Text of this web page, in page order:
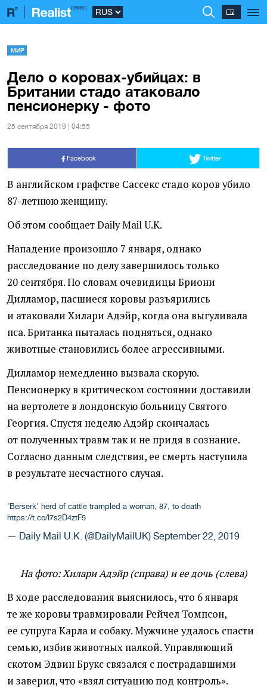
МИР
Дело о коровах-убийцах: в
Британии стадо атаковало
пенсионерку - фото
25 сентября 2019 | 04:55
Facebook Twitter
В английском графстве Сассекс стадо коров убило
87-летнюю женщину.
Об этом сообщает Daily Mail U.K.
Нападение произошло 7 января, однако
расследование по делу завершилось только
20 сентября. По словам очевидицы Бриони
Дилламор, пасшиеся коровы разъярились
и атаковали Хилари Адэйр, когда она выгуливала
пса. Британка пыталась подняться, однако
животные становились более агрессивными.
Дилламор немедленно вызвала скорую.
Пенсионерку в критическом состоянии доставили
на вертолете в лондонскую больницу Святого
Георгия. Спустя неделю Адэйр скончалась
от полученных травм так и не придя в сознание.
Согласно данным следствия, ее смерть наступила
в результате несчастного случая.
'Berserk' herd of cattle trampled a woman, 87, to death
https://t.co/I7s2D4ztF5
— Daily Mail U.K. (@DailyMailUK) September 22, 2019
На фото: Хилари Адэйр (справа) и ее дочь (слева)
В ходе расследования выяснилось, что 6 января
те же коровы травмировали Рейчел Томпсон,
ее супруга Карла и собаку. Мужчине удалось спасти
семью, избив животных палкой. Управляющий
скотом Эдвин Брукс связался с пострадавшими
и заверил, что «взял ситуацию под контроль».